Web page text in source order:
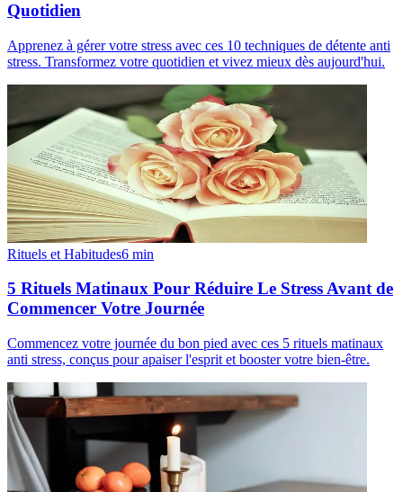
Quotidien
Apprenez à gérer votre stress avec ces 10 techniques de détente anti
stress. Transformez votre quotidien et vivez mieux dès aujourd'hui.
Rituels et Habitudes6 min
5 Rituels Matinaux Pour Réduire Le Stress Avant de
Commencer Votre Journée
Commencez votre journée du bon pied avec ces 5 rituels matinaux
anti stress, conçus pour apaiser l'esprit et booster votre bien-être.